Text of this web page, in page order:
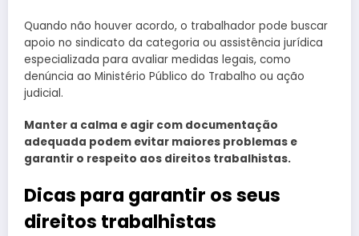
Quando não houver acordo, o trabalhador pode buscar
apoio no sindicato da categoria ou assistência jurídica
especializada para avaliar medidas legais, como
denúncia ao Ministério Público do Trabalho ou ação
judicial.
Manter a calma e agir com documentação
adequada podem evitar maiores problemas e
garantir o respeito aos direitos trabalhistas.
Dicas para garantir os seus
direitos trabalhistas